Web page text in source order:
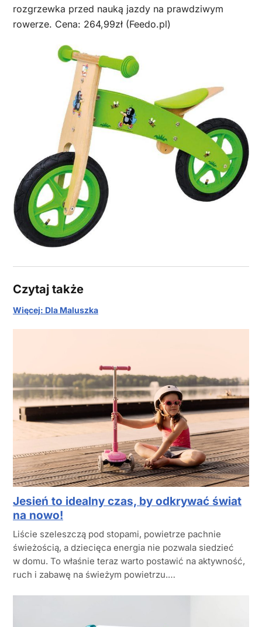
rozgrzewka przed nauką jazdy na prawdziwym
rowerze. Cena: 264,99zł (Feedo.pl)
Czytaj także
Więcej: Dla Maluszka
Jesień to idealny czas, by odkrywać świat
na nowo!
Liście szeleszczą pod stopami, powietrze pachnie
świeżością, a dziecięca energia nie pozwala siedzieć
w domu. To właśnie teraz warto postawić na aktywność,
ruch i zabawę na świeżym powietrzu.…